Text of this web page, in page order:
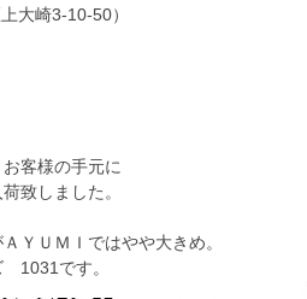
大崎3-10-50）
客様の手元に
致しました。
ＹＵＭＩではやや大きめ。
1031です。